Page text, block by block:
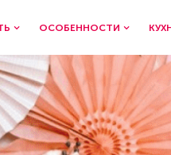
ОСОБЕННОСТИ